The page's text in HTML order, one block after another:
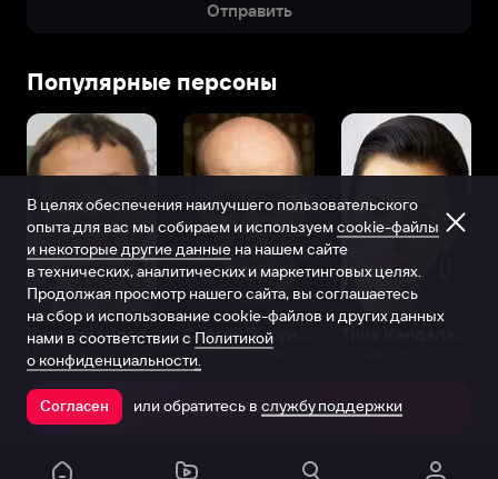
Отправить
Популярные персоны
Виталий Шляппо
Продюсер Актёр дубляжа
Открыть в приложении
В целях обеспечения наилучшего пользовательского
опыта для вас мы собираем и используем cookie-файлы
и некоторые другие данные на нашем сайте
в технических, аналитических и маркетинговых целях.
Продолжая просмотр нашего сайта, вы соглашаетесь
на сбор и использование cookie-файлов и других данных
нами в соответствии с Политикой
о конфиденциальности.
Согласен или обратитесь в службу поддержки